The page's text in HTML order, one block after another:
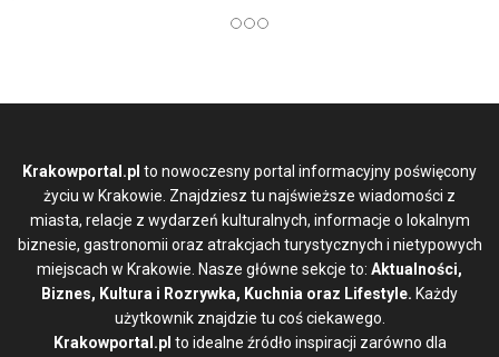
Krakowportal.pl to nowoczesny portal informacyjny poświęcony
życiu w Krakowie. Znajdziesz tu najświeższe wiadomości z
miasta, relacje z wydarzeń kulturalnych, informacje o lokalnym
biznesie, gastronomii oraz atrakcjach turystycznych i nietypowych
miejscach w Krakowie. Nasze główne sekcje to: Aktualności,
Biznes, Kultura i Rozrywka, Kuchnia oraz Lifestyle. Każdy
użytkownik znajdzie tu coś ciekawego.
Krakowportal.pl to idealne źródło inspiracji zarówno dla